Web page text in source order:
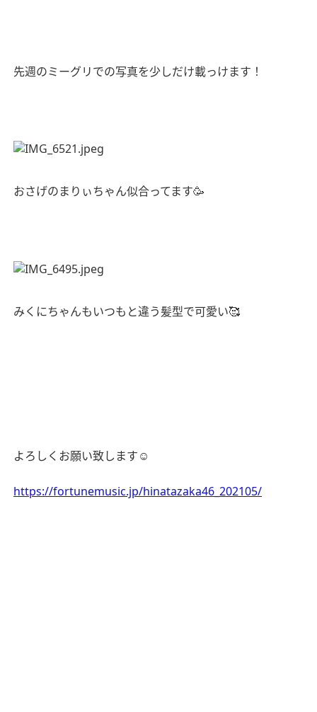
先週のミーグリでの写真を少しだけ載っけます！
おさげのまりぃちゃん似合ってます🥳
みくにちゃんもいつもと違う髪型で可愛い🥰
よろしくお願い致します☺️
https://fortunemusic.jp/hinatazaka46_202105/